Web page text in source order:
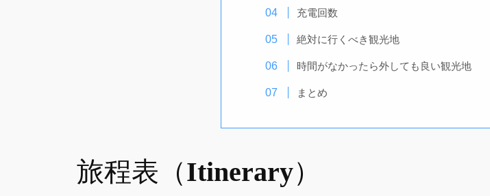
充電回数
絶対に行くべき観光地
時間がなかったら外しても良い観光地
まとめ
旅程表（Itinerary）